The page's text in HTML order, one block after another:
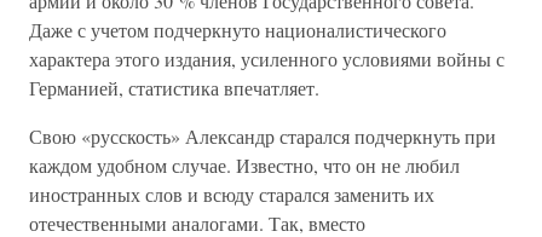
Даже с учетом подчеркнуто националистического
характера этого издания, усиленного условиями войны с
Германией, статистика впечатляет.
Свою «русскость» Александр старался подчеркнуть при
каждом удобном случае. Известно, что он не любил
иностранных слов и всюду старался заменить их
отечественными аналогами. Так, вместо